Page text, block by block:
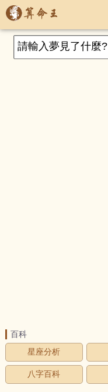
百科
星座分析
八字百科